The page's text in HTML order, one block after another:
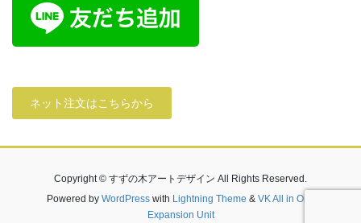
り
ネット注文はこちらから
Copyright © すずの木アートデザイン All Rights Reserved.
Powered by WordPresswith Lightning Theme & VK All in One
Expansion Unit